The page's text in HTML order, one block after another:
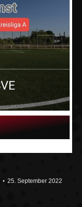
25. September 2022